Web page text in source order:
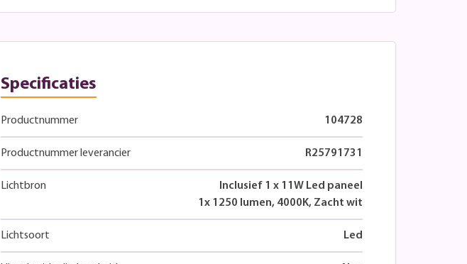
Specificaties
Productnummer 104728
Productnummer leverancier R25791731
Lichtbron
Inclusief 1 x 11W Led paneel
1x 1250 lumen, 4000K, Zacht wit
Lichtsoort Led